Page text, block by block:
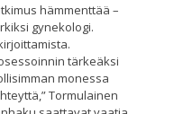
hämmenttää –
gynekologi.
tärkeäksi
monessa
Tormulainen